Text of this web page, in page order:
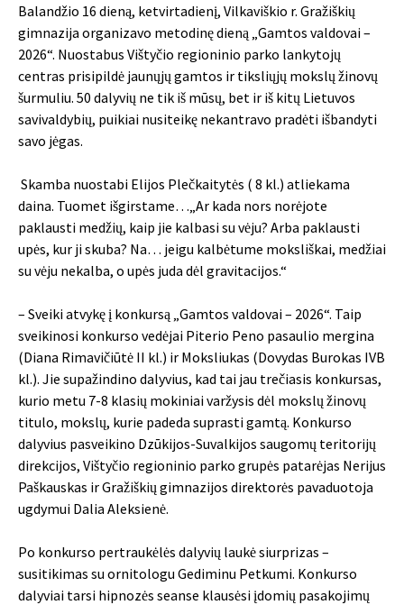
Balandžio 16 dieną, ketvirtadienį, Vilkaviškio r. Gražiškių
gimnazija organizavo metodinę dieną „Gamtos valdovai –
2026“. Nuostabus Vištyčio regioninio parko lankytojų
centras prisipildė jaunųjų gamtos ir tiksliųjų mokslų žinovų
šurmuliu. 50 dalyvių ne tik iš mūsų, bet ir iš kitų Lietuvos
savivaldybių, puikiai nusiteikę nekantravo pradėti išbandyti
savo jėgas.
Skamba nuostabi Elijos Plečkaitytės ( 8 kl.) atliekama
daina. Tuomet išgirstame…„Ar kada nors norėjote
paklausti medžių, kaip jie kalbasi su vėju? Arba paklausti
upės, kur ji skuba? Na… jeigu kalbėtume moksliškai, medžiai
su vėju nekalba, o upės juda dėl gravitacijos.“
– Sveiki atvykę į konkursą „Gamtos valdovai – 2026“. Taip
sveikinosi konkurso vedėjai Piterio Peno pasaulio mergina
(Diana Rimavičiūtė II kl.) ir Moksliukas (Dovydas Burokas IVB
kl.). Jie supažindino dalyvius, kad tai jau trečiasis konkursas,
kurio metu 7-8 klasių mokiniai varžysis dėl mokslų žinovų
titulo, mokslų, kurie padeda suprasti gamtą. Konkurso
dalyvius pasveikino Dzūkijos-Suvalkijos saugomų teritorijų
direkcijos, Vištyčio regioninio parko grupės patarėjas Nerijus
Paškauskas ir Gražiškių gimnazijos direktorės pavaduotoja
ugdymui Dalia Aleksienė.
Po konkurso pertraukėlės dalyvių laukė siurprizas –
susitikimas su ornitologu Gediminu Petkumi. Konkurso
dalyviai tarsi hipnozės seanse klausėsi įdomių pasakojimų